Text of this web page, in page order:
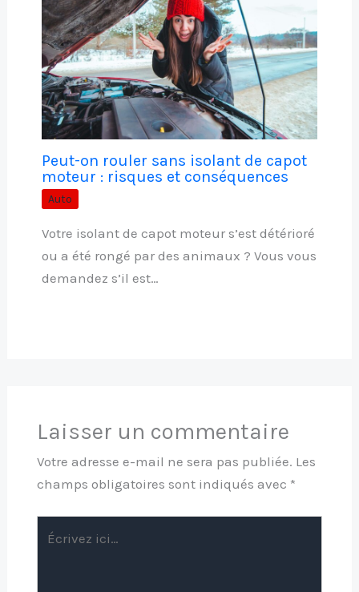
Peut-on rouler sans isolant de capot
moteur : risques et conséquences
Auto
Votre isolant de capot moteur s’est détérioré
ou a été rongé par des animaux ? Vous vous
demandez s’il est…
Laisser un commentaire
Votre adresse e-mail ne sera pas publiée. Les
champs obligatoires sont indiqués avec *
ici…